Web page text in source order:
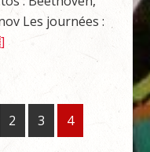
Les journées :
2 3 4